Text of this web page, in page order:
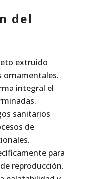
del
extruido
ornamentales.
integral el
sanitarios
de
para
reproducción.